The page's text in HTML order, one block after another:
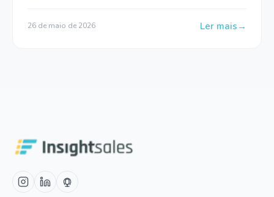
26 de maio de 2026 Ler mais
: Guia de AEO